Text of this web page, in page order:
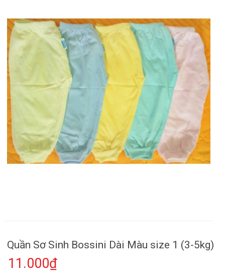
Quần Sơ Sinh Bossini Dài Màu size 1 (3-5kg)
11.000₫